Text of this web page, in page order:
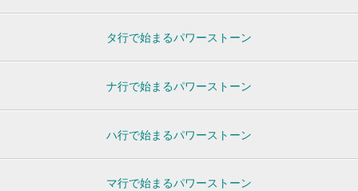
タ行で始まるパワーストーン
ナ行で始まるパワーストーン
ハ行で始まるパワーストーン
マ行で始まるパワーストーン